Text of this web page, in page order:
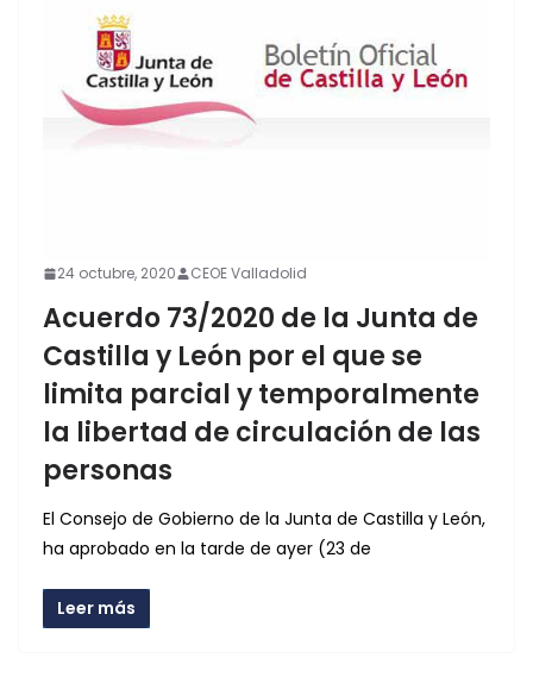
24 octubre, 2020 CEOE Valladolid
Acuerdo 73/2020 de la Junta de
Castilla y León por el que se
limita parcial y temporalmente
la libertad de circulación de las
personas
El Consejo de Gobierno de la Junta de Castilla y León,
ha aprobado en la tarde de ayer (23 de
Leer más